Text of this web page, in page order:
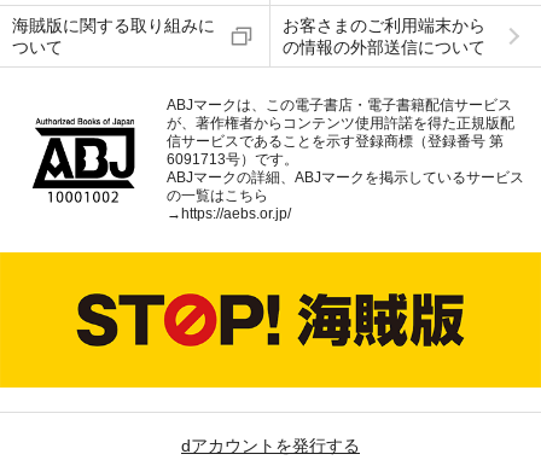
海賊版に関する取り組みに
ついて
お客さまのご利用端末から
の情報の外部送信について
ABJマークは、この電子書店・電子書籍配信サービス
が、著作権者からコンテンツ使用許諾を得た正規版配
信サービスであることを示す登録商標（登録番号 第
6091713号）です。
ABJマークの詳細、ABJマークを掲示しているサービス
の一覧はこちら
→ https://aebs.or.jp/
dアカウントを発行する